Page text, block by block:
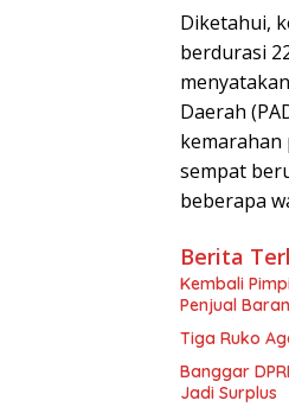
Diketahui,
berdurasi
Daerah
kemarahan
sempat
beberapa
Berita
Kembali
Penjual
Tiga Ruko
Banggar
Jadi Surplus